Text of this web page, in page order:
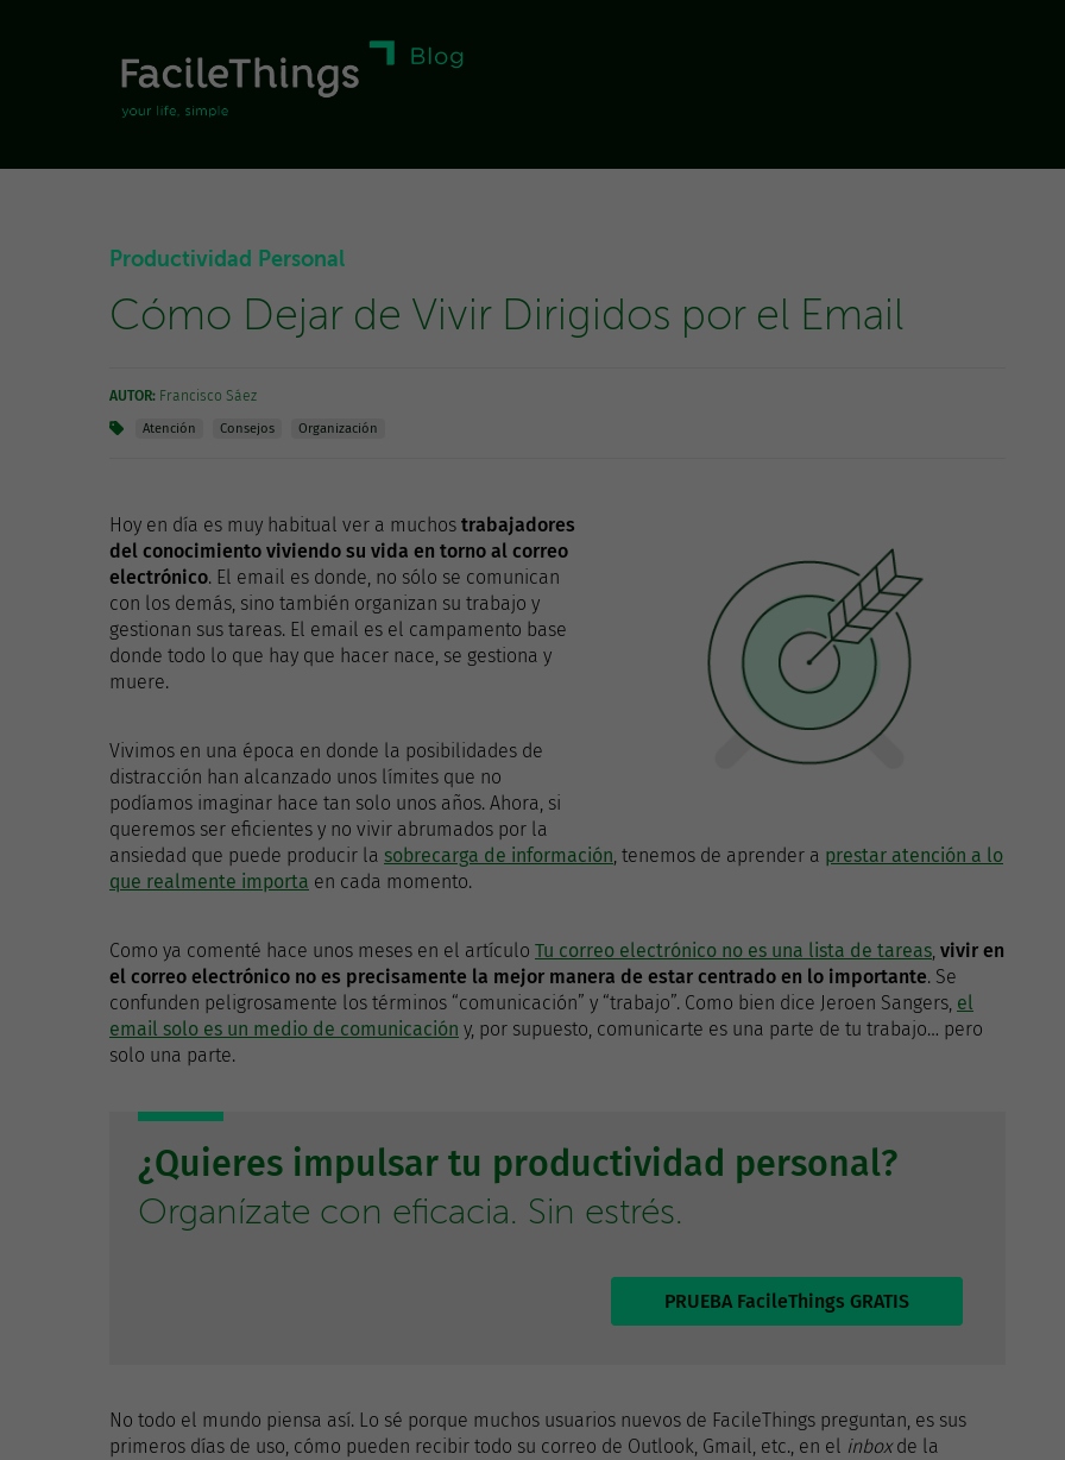
Productividad Personal
Cómo Dejar de Vivir Dirigidos por el Email
AUTOR: Francisco Sáez
Atención Consejos Organización
Hoy en día es muy habitual ver a muchos trabajadores
del conocimiento viviendo su vida en torno al correo
electrónico. El email es donde, no sólo se comunican
con los demás, sino también organizan su trabajo y
gestionan sus tareas. El email es el campamento base
donde todo lo que hay que hacer nace, se gestiona y
muere.
Vivimos en una época en donde la posibilidades de
distracción han alcanzado unos límites que no
podíamos imaginar hace tan solo unos años. Ahora, si
queremos ser eficientes y no vivir abrumados por la
ansiedad que puede producir la sobrecarga de información, tenemos de aprender a prestar atención a lo
que realmente importa en cada momento.
Como ya comenté hace unos meses en el artículo Tu correo electrónico no es una lista de tareas, vivir en
el correo electrónico no es precisamente la mejor manera de estar centrado en lo importante. Se
confunden peligrosamente los términos “comunicación” y “trabajo”. Como bien dice Jeroen Sangers, el
email solo es un medio de comunicación y, por supuesto, comunicarte es una parte de tu trabajo… pero
solo una parte.
¿Quieres impulsar tu productividad personal?
Organízate con eficacia. Sin estrés.
PRUEBA FacileThings GRATIS
No todo el mundo piensa así. Lo sé porque muchos usuarios nuevos de FacileThings preguntan, es sus
primeros días de uso, cómo pueden recibir todo su correo de Outlook, Gmail, etc., en el inboxde la